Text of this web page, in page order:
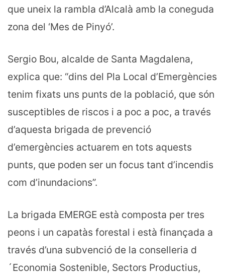
que uneix la rambla d’Alcalà amb la coneguda
zona del ‘Mes de Pinyó’.
Sergio Bou, alcalde de Santa Magdalena,
explica que: “dins del Pla Local d’Emergències
tenim fixats uns punts de la població, que són
susceptibles de riscos i a poc a poc, a través
d’aquesta brigada de prevenció
d’emergències actuarem en tots aquests
punts, que poden ser un focus tant d’incendis
com d’inundacions”.
La brigada EMERGE està composta per tres
peons i un capatàs forestal i està finançada a
través d’una subvenció de la conselleria d
´Economia Sostenible, Sectors Productius,